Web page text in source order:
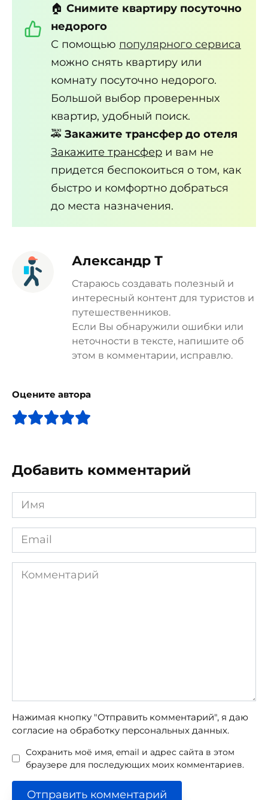
🏠 Снимите квартиру посуточно
недорого
С помощью популярного сервиса
можно снять квартиру или
комнату посуточно недорого.
Большой выбор проверенных
квартир, удобный поиск.
🚕 Закажите трансфер до отеля
Закажите трансфер и вам не
придется беспокоиться о том, как
быстро и комфортно добраться
до места назначения.
Александр Т
Стараюсь создавать полезный и
интересный контент для туристов и
путешественников.
Если Вы обнаружили ошибки или
неточности в тексте, напишите об
этом в комментарии, исправлю.
Оцените автора
Добавить комментарий
Имя
*
Email
*
Комментарий
Нажимая кнопку "Отправить комментарий", я даю
согласие на обработку персональных данных.
Сохранить моё имя, email и адрес сайта в этом
браузере для последующих моих комментариев.